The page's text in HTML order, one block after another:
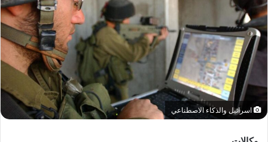
اسرائيل والذكاء الاصطناعي